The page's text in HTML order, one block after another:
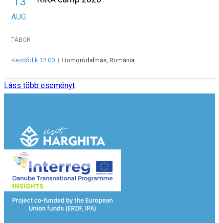
AUG.
TÁBOR
Kezdődik 12:00 | Homoródalmás, Románia
Láss több eseményt